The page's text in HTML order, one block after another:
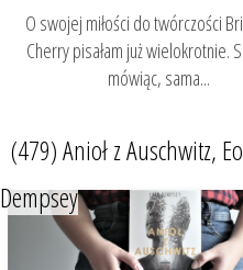
O swojej miłości do twórczości
Cherry pisałam już wielokrotnie.
mówiąc, sama...
(479) Anioł z Auschwitz,
Dempsey